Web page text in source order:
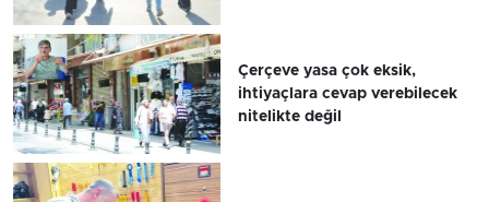
Çerçeve yasa çok eksik,
ihtiyaçlara cevap verebilecek
nitelikte değil